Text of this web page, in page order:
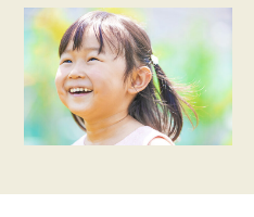
消費者
福祉
陽だまり
地場野菜
2012年
2011年